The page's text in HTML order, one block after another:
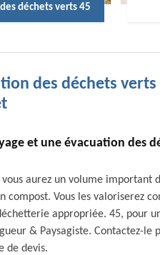
des déchets verts 45
des déchets verts
et une évacuation des
aurez un volume important
compost. Vous les valoriserez
appropriée. 45, pour
& Paysagiste. Contactez-le
de devis.